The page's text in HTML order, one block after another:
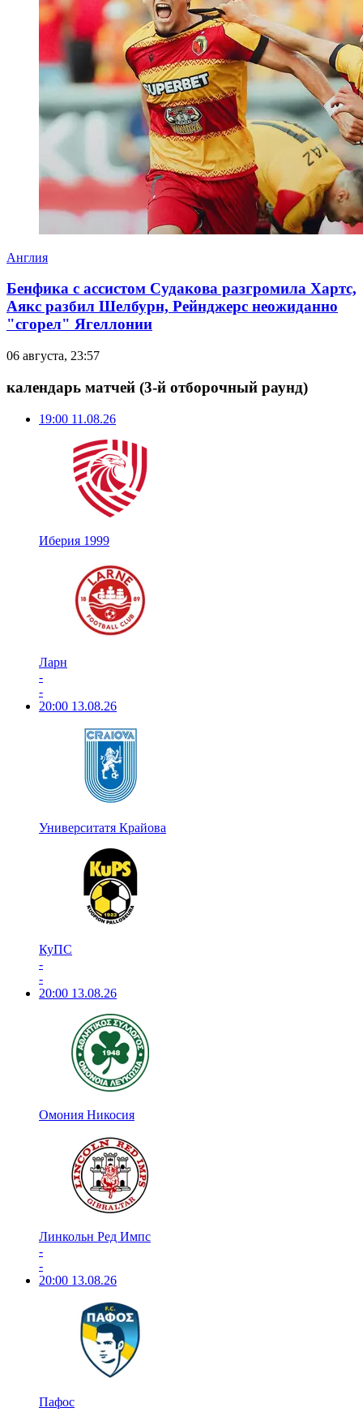
Англия
Бенфика с ассистом Судакова разгромила Хартс,
Аякс разбил Шелбурн, Рейнджерс неожиданно
"сгорел" Ягеллонии
06 августа, 23:57
календарь матчей (3-й отборочный раунд)
19:00 11.08.26
Иберия 1999
Ларн
-
-
20:00 13.08.26
Университатя Крайова
КуПС
-
-
20:00 13.08.26
Омония Никосия
Линкольн Ред Импс
-
-
20:00 13.08.26
Пафос